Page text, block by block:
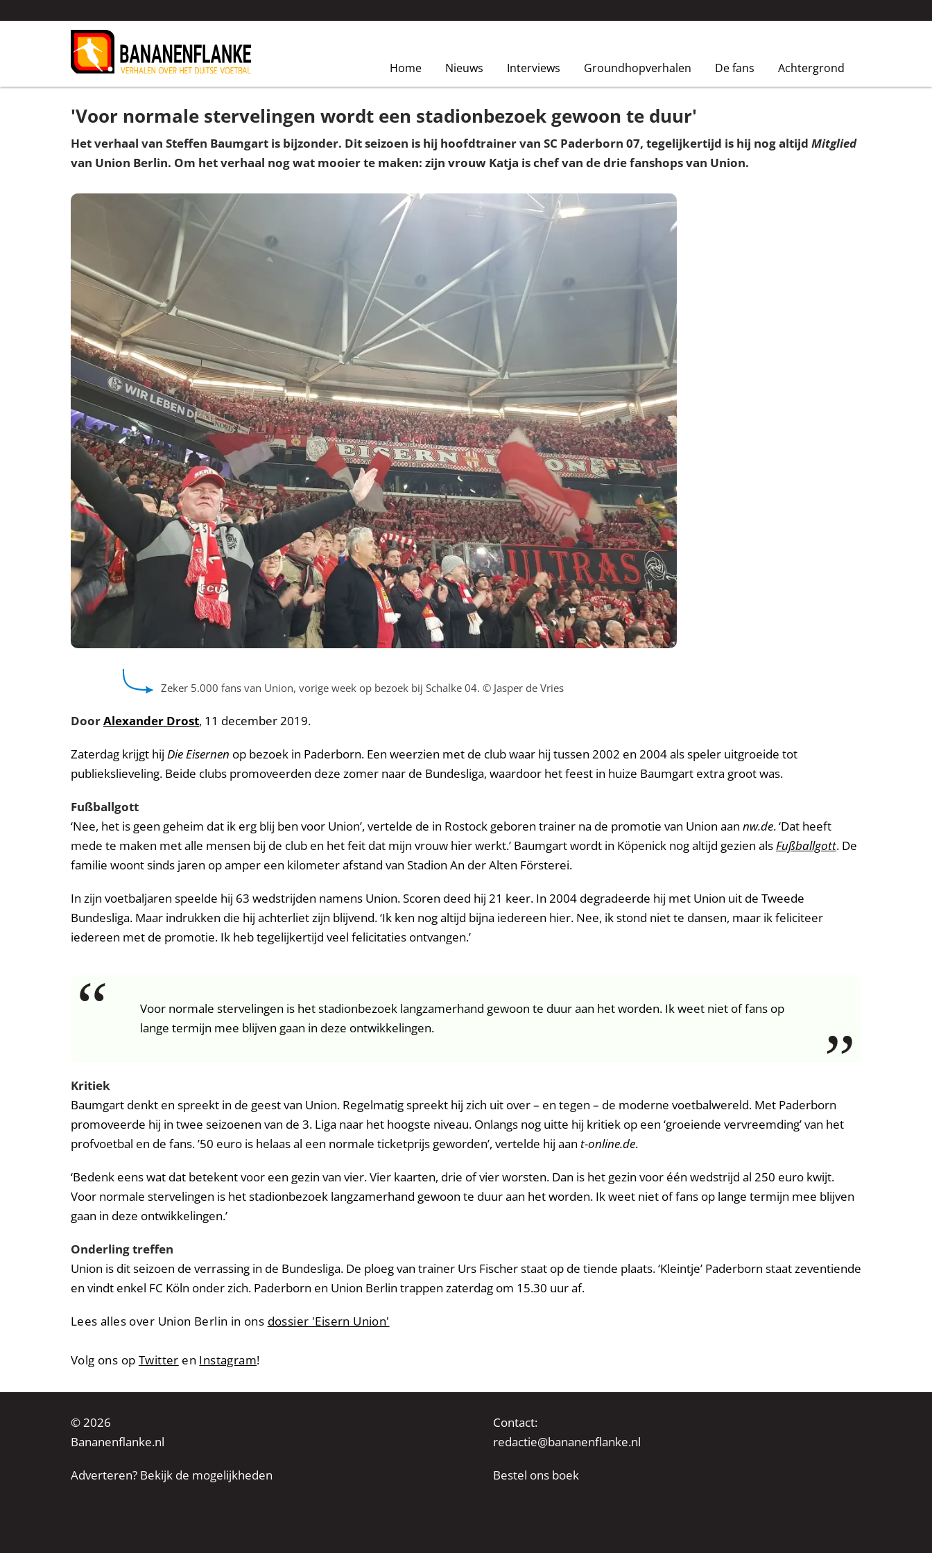
Home Nieuws Interviews Groundhopverhalen De fans Achtergrond
'Voor normale stervelingen wordt een stadionbezoek gewoon te duur'
Het verhaal van Steffen Baumgart is bijzonder. Dit seizoen is hij hoofdtrainer van SC Paderborn 07, tegelijkertijd is hij nog altijd Mitglied
van Union Berlin. Om het verhaal nog wat mooier te maken: zijn vrouw Katja is chef van de drie fanshops van Union.
Zeker 5.000 fans van Union, vorige week op bezoek bij Schalke 04. © Jasper de Vries
DoorAlexander Drost, 11 december 2019.
Zaterdag krijgt hij Die Eisernen op bezoek in Paderborn. Een weerzien met de club waar hij tussen 2002 en 2004 als speler uitgroeide tot
publiekslieveling. Beide clubs promoveerden deze zomer naar de Bundesliga, waardoor het feest in huize Baumgart extra groot was.
Fußballgott
‘Nee, het is geen geheim dat ik erg blij ben voor Union’, vertelde de in Rostock geboren trainer na de promotie van Union aan nw.de. ‘Dat heeft
mede te maken met alle mensen bij de club en het feit dat mijn vrouw hier werkt.’ Baumgart wordt in Köpenick nog altijd gezien als Fußballgott. De
familie woont sinds jaren op amper een kilometer afstand van Stadion An der Alten Försterei.
In zijn voetbaljaren speelde hij 63 wedstrijden namens Union. Scoren deed hij 21 keer. In 2004 degradeerde hij met Union uit de Tweede
Bundesliga. Maar indrukken die hij achterliet zijn blijvend. ‘Ik ken nog altijd bijna iedereen hier. Nee, ik stond niet te dansen, maar ik feliciteer
iedereen met de promotie. Ik heb tegelijkertijd veel felicitaties ontvangen.’
Voor normale stervelingen is het stadionbezoek langzamerhand gewoon te duur aan het worden. Ik weet niet of fans op
lange termijn mee blijven gaan in deze ontwikkelingen.
Kritiek
Baumgart denkt en spreekt in de geest van Union. Regelmatig spreekt hij zich uit over – en tegen – de moderne voetbalwereld. Met Paderborn
promoveerde hij in twee seizoenen van de 3. Liga naar het hoogste niveau. Onlangs nog uitte hij kritiek op een ‘groeiende vervreemding’ van het
profvoetbal en de fans. ’50 euro is helaas al een normale ticketprijs geworden’, vertelde hij aan t-online.de.
‘Bedenk eens wat dat betekent voor een gezin van vier. Vier kaarten, drie of vier worsten. Dan is het gezin voor één wedstrijd al 250 euro kwijt.
Voor normale stervelingen is het stadionbezoek langzamerhand gewoon te duur aan het worden. Ik weet niet of fans op lange termijn mee blijven
gaan in deze ontwikkelingen.’
Onderling treffen
Union is dit seizoen de verrassing in de Bundesliga. De ploeg van trainer Urs Fischer staat op de tiende plaats. ‘Kleintje’ Paderborn staat zeventiende
en vindt enkel FC Köln onder zich. Paderborn en Union Berlin trappen zaterdag om 15.30 uur af.
Lees alles over Union Berlin in ons dossier 'Eisern Union'
Volg ons op Twitter en Instagram!
© 2026
Bananenflanke.nl
Adverteren? Bekijk de mogelijkheden
Contact:
redactie@bananenflanke.nl
Bestel ons boek